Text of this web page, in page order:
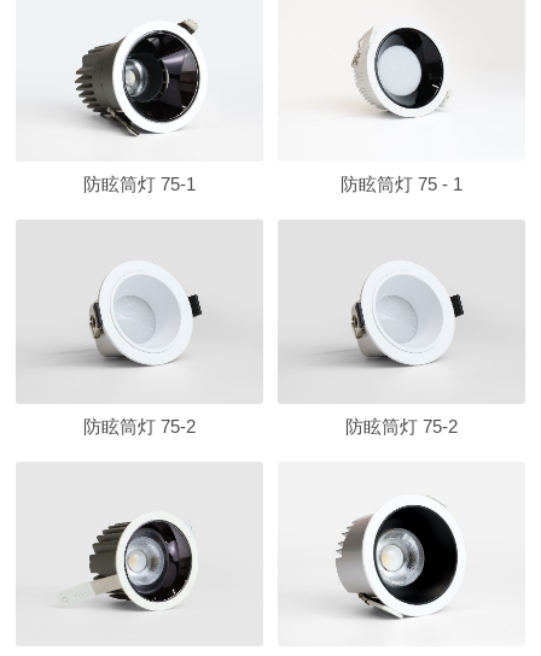
防眩筒灯 75-1 防眩筒灯 75 - 1
防眩筒灯 75-2 防眩筒灯 75-2